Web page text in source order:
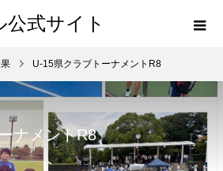
公式サイト
U-15県クラブトーナメントR8
ナメントR8